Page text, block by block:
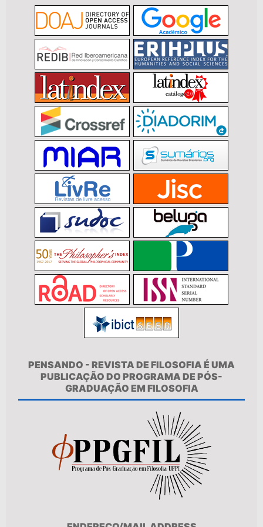
PENSANDO - REVISTA DE FILOSOFIA É UMA
PUBLICAÇÃO DO PROGRAMA DE PÓS-
GRADUAÇÃO EM FILOSOFIA